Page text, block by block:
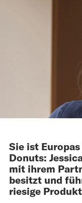
Sie ist
Donuts:
mit ihrem
besitzt und
riesige